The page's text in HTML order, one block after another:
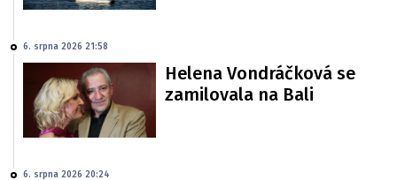
6. srpna 2026 21:58
Helena Vondráčková se
zamilovala na Bali
6. srpna 2026 20:24